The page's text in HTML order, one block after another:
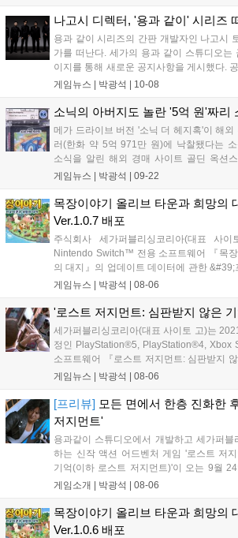
나고시 디렉터, '용과 같이' 시리즈
용과 같이 시리즈의 간판 개발자인 나고시
가를 떠난다. 세가의 용과 같이 스튜디오는
이지를 통해 새로운 공지사항을 게시했다.
튜디오의 창립 10주년을 맞이하여 새로운
관장해왔던 나고시 토시히로 디렉터가 총감
게임뉴스 | 박광석 10-08
소닉의 아버지도 놀란 '5억 원'짜리
메가 드라이브 버전 '소닉 더 헤지혹'이 해
러(한화 약 5억 971만 원)에 낙찰됐다는
소식을 알린 해외 경매 사이트 골딘 옥션
해당 낙찰가가 역대 세가 제네시스 게임 중
품으로, '닌텐도...
게임뉴스 | 박광석 09-22
목장이야기 올리브 타운과 희망의
Ver.1.0.7 배포
주식회사 세가퍼블리싱코리아(대표 사
Nintendo Switch™ 전용 소프트웨어 『목
의 대지』의 업데이트 데이터에 관한
개했다. 『목장이야기 올리브 타운과 희망의
플레이해...
게임뉴스 | 박광석 08-06
'로스트 저지먼트: 심판받지 않은
세가퍼블리싱코리아(대표 사이토 고)는
정인 PlayStation®5, PlayStation®4, Xbox
소프트웨어 『로스트 저지먼트: 심판받지
화려하게 진화한 배틀 필살기를 소개한다.
게임뉴스 | 박광석 08-06
[프리뷰] 모든 면에서 한층 진화한
저지먼트'
용과같이 스튜디오에서 개발하고 세가퍼블
하는 신작 액션 어드벤처 게임 '로스트 저
기억(이하 로스트 저지먼트)'이 오는 9월
로스트 저지먼트는 지난 2018년에 출시된
큼, 시리즈에 대한 기본적인 배경 정보를...
게임소개 | 박광석 08-06
목장이야기 올리브 타운과 희망의
Ver.1.0.6 배포